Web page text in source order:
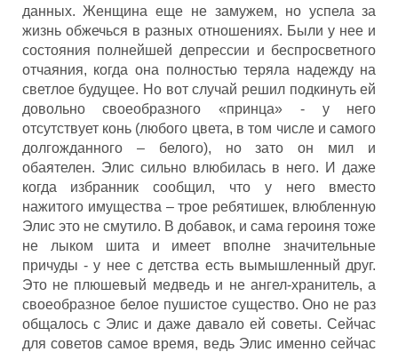
данных. Женщина еще не замужем, но успела за
жизнь обжечься в разных отношениях. Были у нее и
состояния полнейшей депрессии и беспросветного
отчаяния, когда она полностью теряла надежду на
светлое будущее. Но вот случай решил подкинуть ей
довольно своеобразного «принца» - у него
отсутствует конь (любого цвета, в том числе и самого
долгожданного – белого), но зато он мил и
обаятелен. Элис сильно влюбилась в него. И даже
когда избранник сообщил, что у него вместо
нажитого имущества – трое ребятишек, влюбленную
Элис это не смутило. В добавок, и сама героиня тоже
не лыком шита и имеет вполне значительные
причуды - у нее с детства есть вымышленный друг.
Это не плюшевый медведь и не ангел-хранитель, а
своеобразное белое пушистое существо. Оно не раз
общалось с Элис и даже давало ей советы. Сейчас
для советов самое время, ведь Элис именно сейчас